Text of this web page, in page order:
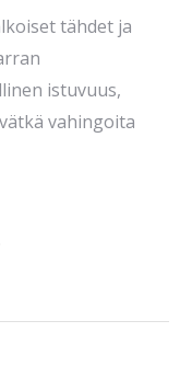
tähdet ja
istuvuus,
vahingoita